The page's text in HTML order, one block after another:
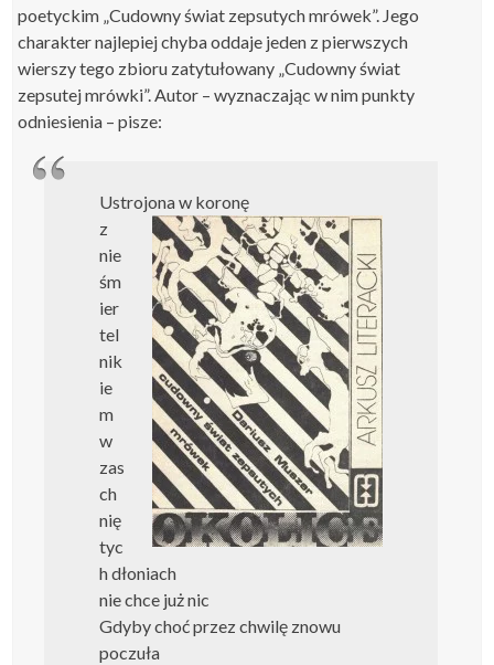
poetyckim „Cudowny świat zepsutych mrówek”. Jego
charakter najlepiej chyba oddaje jeden z pierwszych
wierszy tego zbioru zatytułowany „Cudowny świat
zepsutej mrówki”. Autor – wyznaczając w nim punkty
odniesienia – pisze:
Ustrojona w koronę
z
nie
śm
ier
tel
nik
ie
m
w
zas
ch
nię
tyc
h dłoniach
nie chce już nic
Gdyby choć przez chwilę znowu
poczuła